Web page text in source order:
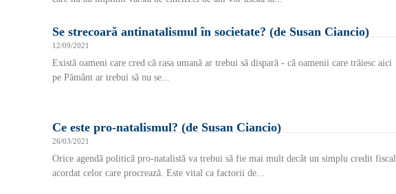
Se strecoară antinatalismul în societate? (de Susan Ciancio)
12/09/2021
Există oameni care cred că rasa umană ar trebui să dispară - că oamenii care trăiesc aici
pe Pământ ar trebui să nu se...
Ce este pro-natalismul? (de Susan Ciancio)
26/03/2021
Orice agendă politică pro-natalistă va trebui să fie mai mult decât un simplu credit fiscal
acordat celor care procrează. Este vital ca factorii de...